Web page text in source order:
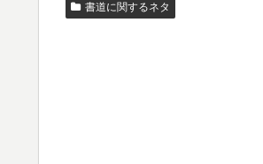
書道に関するネタ